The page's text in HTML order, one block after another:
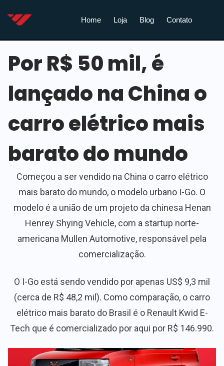
Home Loja Blog Contato
Por R$ 50 mil, é
lançado na China o
carro elétrico mais
barato do mundo
Começou a ser vendido na China o carro elétrico
mais barato do mundo, o modelo urbano I-Go. O
modelo é a união de um projeto da chinesa Henan
Henrey Shying Vehicle, com a startup norte-
americana Mullen Automotive, responsável pela
comercialização.
O I-Go está sendo vendido por apenas US$ 9,3 mil
(cerca de R$ 48,2 mil). Como comparação, o carro
elétrico mais barato do Brasil é o Renault Kwid E-
Tech que é comercializado por aqui por R$ 146.990.